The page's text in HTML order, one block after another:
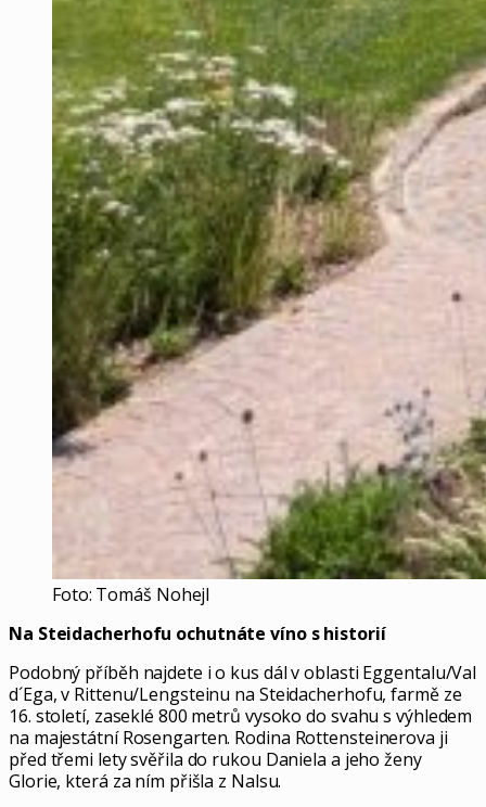
Foto: Tomáš Nohejl
Na Steidacherhofu ochutnáte víno s historií
Podobný příběh najdete i o kus dál v oblasti Eggentalu/Val
d´Ega, v Rittenu/Lengsteinu na Steidacherhofu, farmě ze
16. století, zaseklé 800 metrů vysoko do svahu s výhledem
na majestátní Rosengarten. Rodina Rottensteinerova ji
před třemi lety svěřila do rukou Daniela a jeho ženy
Glorie, která za ním přišla z Nalsu.